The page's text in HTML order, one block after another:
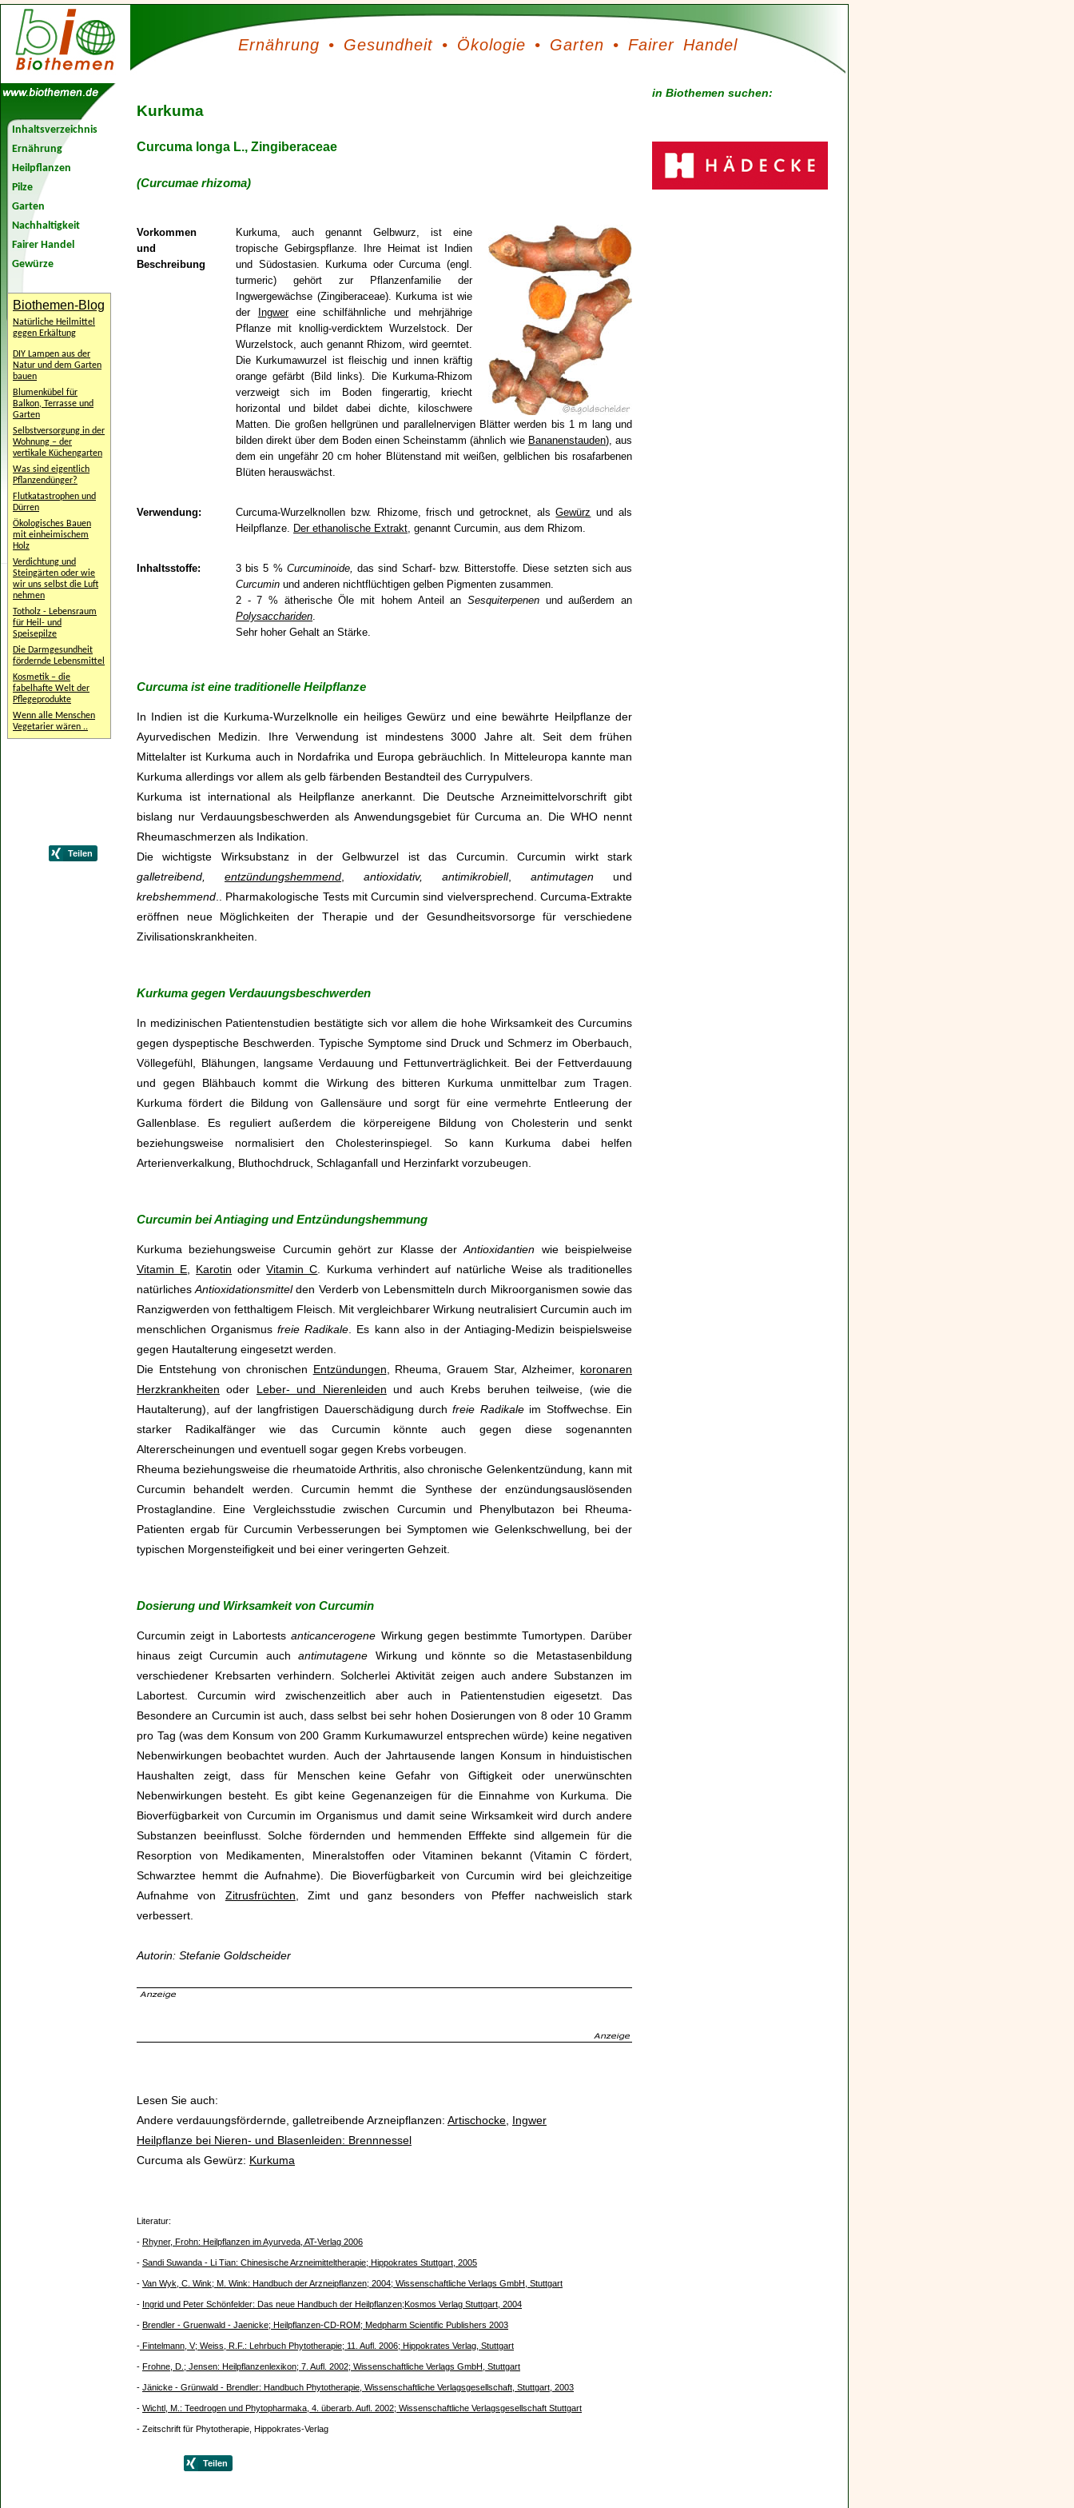
Ernährung • Gesundheit • Ökologie • Garten • Fairer Handel
Inhaltsverzeichnis
Ernährung
Heilpflanzen
Pilze
Garten
Nachhaltigkeit
Fairer Handel
Gewürze
Biothemen-Blog
Natürliche Heilmittel
gegen Erkältung
DIY Lampen aus der
Natur und dem Garten
bauen
Blumenkübel für
Balkon, Terrasse und
Garten
Selbstversorgung in der
Wohnung – der
vertikale Küchengarten
Was sind eigentlich
Pflanzendünger?
Flutkatastrophen und
Dürren
Ökologisches Bauen
mit einheimischem
Holz
Verdichtung und
Steingärten oder wie
wir uns selbst die Luft
nehmen
Totholz - Lebensraum
für Heil- und
Speisepilze
Die Darmgesundheit
fördernde Lebensmittel
Kosmetik – die
fabelhafte Welt der
Pflegeprodukte
Wenn alle Menschen
Vegetarier wären ..
Kurkuma
Curcuma longa L., Zingiberaceae
(Curcumae rhizoma)
Vorkommen
und
Beschreibung
Kurkuma, auch genannt Gelbwurz, ist eine
tropische Gebirgspflanze. Ihre Heimat ist Indien
und Südostasien. Kurkuma oder Curcuma (engl.
turmeric) gehört zur Pflanzenfamilie der
Ingwergewächse (Zingiberaceae). Kurkuma ist wie
der
Ingwereine schilfähnliche und mehrjährige
Pflanze mit knollig-verdicktem Wurzelstock. Der
Wurzelstock, auch genannt Rhizom, wird geerntet.
Die Kurkumawurzel ist fleischig und innen kräftig
orange gefärbt (Bild links). Die Kurkuma-Rhizom
verzweigt sich im Boden fingerartig, kriecht
horizontal und bildet dabei dichte, kiloschwere
Matten. Die großen hellgrünen und parallelnervigen Blätter werden bis 1 m lang und
bilden direkt über dem Boden einen Scheinstamm (ähnlich wie Bananenstauden), aus
dem ein ungefähr 20 cm hoher Blütenstand mit weißen, gelblichen bis rosafarbenen
Blüten herauswächst.
Verwendung: Curcuma-Wurzelknollen bzw. Rhizome, frisch und getrocknet, alsGewürz und als
Heilpflanze. Der ethanolische Extrakt, genannt Curcumin, aus dem Rhizom.
Inhaltsstoffe: 3 bis 5 % Curcuminoide,das sind Scharf- bzw. Bitterstoffe. Diese setzten sich aus
Curcumin und anderen nichtflüchtigen gelben Pigmenten zusammen.
2 - 7 % ätherische Öle mit hohem Anteil an Sesquiterpenenund außerdem an
Polysacchariden.
Sehr hoher Gehalt an Stärke.
Curcuma ist eine traditionelle Heilpflanze
In Indien ist die Kurkuma-Wurzelknolle ein heiliges Gewürz und eine bewährte Heilpflanze der
Ayurvedischen Medizin. Ihre Verwendung ist mindestens 3000 Jahre alt. Seit dem frühen
Mittelalter ist Kurkuma auch in Nordafrika und Europa gebräuchlich. In Mitteleuropa kannte man
Kurkuma allerdings vor allem als gelb färbenden Bestandteil des Currypulvers.
Kurkuma ist international als Heilpflanze anerkannt. Die Deutsche Arzneimittelvorschrift gibt
bislang nur Verdauungsbeschwerden als Anwendungsgebiet für Curcuma an. Die WHO nennt
Rheumaschmerzen als Indikation.
Die wichtigste Wirksubstanz in der Gelbwurzel ist das Curcumin. Curcumin wirkt stark
galletreibend, entzündungshemmend antioxidativ, antimikrobiell, antimutagen und
krebshemmend .. Pharmakologische Tests mit Curcumin sind vielversprechend. Curcuma-Extrakte
eröffnen neue Möglichkeiten der Therapie und der Gesundheitsvorsorge für verschiedene
Zivilisationskrankheiten.
Kurkuma gegen Verdauungsbeschwerden
In medizinischen Patientenstudien bestätigte sich vor allem die hohe Wirksamkeit des Curcumins
gegen dyspeptische Beschwerden. Typische Symptome sind Druck und Schmerz im Oberbauch,
Völlegefühl, Blähungen, langsame Verdauung und Fettunverträglichkeit. Bei der Fettverdauung
und gegen Blähbauch kommt die Wirkung des bitteren Kurkuma unmittelbar zum Tragen.
Kurkuma fördert die Bildung von Gallensäure und sorgt für eine vermehrte Entleerung der
Gallenblase. Es reguliert außerdem die körpereigene Bildung von Cholesterin und senkt
beziehungsweise normalisiert den Cholesterinspiegel. So kann Kurkuma dabei helfen
Arterienverkalkung, Bluthochdruck, Schlaganfall und Herzinfarkt vorzubeugen.
Curcumin bei Antiaging und Entzündungshemmung
Kurkuma beziehungsweise Curcumin gehört zur Klasse derAntioxidantien wie beispielweise
Vitamin E
Karotin oderVitamin C . Kurkuma verhindert auf natürliche Weise als traditionelles
natürlichesAntioxidationsmittelden Verderb von Lebensmitteln durch Mikroorganismen sowie das
Ranzigwerden von fetthaltigem Fleisch. Mit vergleichbarer Wirkung neutralisiert Curcumin auch im
menschlichen Organismusfreie Radikale . Es kann also in der Antiaging-Medizin beispielsweise
gegen Hautalterung eingesetzt werden.
Die Entstehung von chronischen Entzündungen , Rheuma, Grauem Star, Alzheimer, koronaren
Herzkrankheiten oder Leber- und Nierenleiden und auch Krebs beruhen teilweise, (wie die
Hautalterung), auf der langfristigen Dauerschädigung durchfreie Radikaleim Stoffwechse. Ein
starker Radikalfänger wie das Curcumin könnte auch gegen diese sogenannten
Altererscheinungen und eventuell sogar gegen Krebs vorbeugen.
Rheuma beziehungsweise die rheumatoide Arthritis, also chronische Gelenkentzündung, kann mit
Curcumin behandelt werden. Curcumin hemmt die Synthese der enzündungsauslösenden
Prostaglandine. Eine Vergleichsstudie zwischen Curcumin und Phenylbutazon bei Rheuma-
Patienten ergab für Curcumin Verbesserungen bei Symptomen wie Gelenkschwellung, bei der
typischen Morgensteifigkeit und bei einer veringerten Gehzeit.
Dosierung und Wirksamkeit von Curcumin
Curcumin zeigt in Labortestsanticancerogene Wirkung gegen bestimmte Tumortypen. Darüber
hinaus zeigt Curcumin auchantimutagene Wirkung und könnte so die Metastasenbildung
verschiedener Krebsarten verhindern. Solcherlei Aktivität zeigen auch andere Substanzen im
Labortest. Curcumin wird zwischenzeitlich aber auch in Patientenstudien eigesetzt. Das
Besondere an Curcumin ist auch, dass selbst bei sehr hohen Dosierungen von 8 oder 10 Gramm
pro Tag (was dem Konsum von 200 Gramm Kurkumawurzel entsprechen würde) keine negativen
Nebenwirkungen beobachtet wurden. Auch der Jahrtausende langen Konsum in hinduistischen
Haushalten zeigt, dass für Menschen keine Gefahr von Giftigkeit oder unerwünschten
Nebenwirkungen besteht. Es gibt keine Gegenanzeigen für die Einnahme von Kurkuma. Die
Bioverfügbarkeit von Curcumin im Organismus und damit seine Wirksamkeit wird durch andere
Substanzen beeinflusst. Solche fördernden und hemmenden Efffekte sind allgemein für die
Resorption von Medikamenten, Mineralstoffen oder Vitaminen bekannt (Vitamin C fördert,
Schwarztee hemmt die Aufnahme). Die Bioverfügbarkeit von Curcumin wird bei gleichzeitige
Aufnahme von Zitrusfrüchten , Zimt und ganz besonders von Pfeffer nachweislich stark
verbessert.
Autorin: Stefanie Goldscheider
Lesen Sie auch:
Andere verdauungsfördernde, galletreibende Arzneipflanzen: Artischocke Ingwer
Heilpflanze bei Nieren- und Blasenleiden: Brennnessel
Curcuma als Gewürz: Kurkuma
Literatur:
- Rhyner, Frohn: Heilpflanzen im Ayurveda, AT-Verlag 2006
- Sandi Suwanda - Li Tian: Chinesische Arzneimitteltherapie; Hippokrates Stuttgart, 2005
- Van Wyk, C. Wink; M. Wink: Handbuch der Arzneipflanzen; 2004; Wissenschaftliche Verlags GmbH, Stuttgart
- Ingrid und Peter Schönfelder: Das neue Handbuch der Heilpflanzen;Kosmos Verlag Stuttgart, 2004
- Brendler - Gruenwald - Jaenicke; Heilpflanzen-CD-ROM; Medpharm Scientific Publishers 2003
- Fintelmann, V; Weiss, R.F.: Lehrbuch Phytotherapie; 11. Aufl. 2006; Hippokrates Verlag, Stuttgart
- Frohne, D.; Jensen: Heilpflanzenlexikon; 7. Aufl. 2002; Wissenschaftliche Verlags GmbH, Stuttgart
- Jänicke - Grünwald - Brendler: Handbuch Phytotherapie, Wissenschaftliche Verlagsgesellschaft, Stuttgart, 2003
- Wichtl, M.: Teedrogen und Phytopharmaka, 4. überarb. Aufl. 2002; Wissenschaftliche Verlagsgesellschaft Stuttgart
- Zeitschrift für Phytotherapie, Hippokrates-Verlag
in Biothemen suchen: